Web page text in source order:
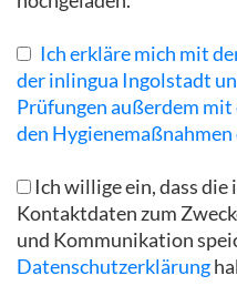
Ich erkläre mich mit
der inlingua Ingolstadt
Prüfungen außerdem
den
Ich willige ein, dass
Kontaktdaten zum
und Kommunikation
Datenschutzerklärung